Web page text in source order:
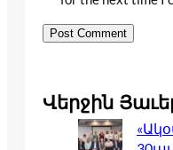
Վերջին